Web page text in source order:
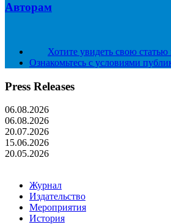
Авторам
Хотите увидеть свою
Ознакомьтесь с условиями
Press Releases
06.08.2026
06.08.2026
20.07.2026
15.06.2026
20.05.2026
Журнал
Издательство
Мероприятия
История